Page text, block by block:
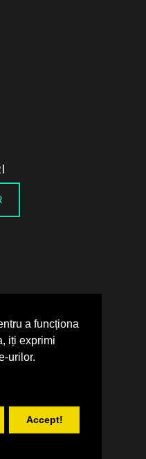
a funcționa
iți exprimi
urilor.
Accept!